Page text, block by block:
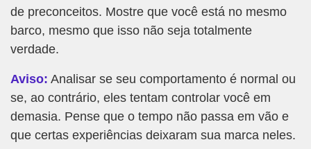
de preconceitos. Mostre que você está no mesmo
barco, mesmo que isso não seja totalmente
verdade.
Aviso: Analisar se seu comportamento é normal ou
se, ao contrário, eles tentam controlar você em
demasia. Pense que o tempo não passa em vão e
que certas experiências deixaram sua marca neles.